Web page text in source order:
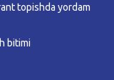
topishda yordam
bitimi